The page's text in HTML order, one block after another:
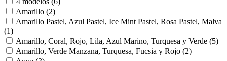
Amarillo (2)
Amarillo Pastel, Azul Pastel, Ice Mint Pastel, Rosa Pastel, Malva
(1)
Amarillo, Coral, Rojo, Lila, Azul Marino, Turquesa y Verde (5)
Amarillo, Verde Manzana, Turquesa, Fucsia y Rojo (2)